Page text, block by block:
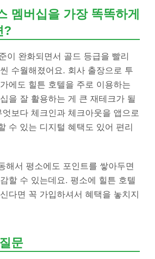
멤버십을 가장 똑똑하게
?
이 완화되면서 골드 등급을 빨리
수월해졌어요. 회사 출장으로 투
에도 힐튼 호텔을 주로 이용하는
을 잘 활용하는 게 큰 재테크가 될
보다 체크인과 체크아웃을 앱으로
수 있는 디지털 혜택도 있어 편리
해서 평소에도 포인트를 쌓아두면
할 수 있는데요. 평소에 힐튼 호텔
다면 꼭 가입하셔서 혜택을 놓치지
문